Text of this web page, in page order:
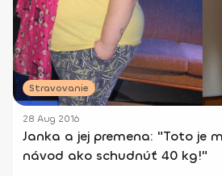
Stravovanie
28 Aug 2016
Janka a jej premena: "Toto je
návod ako schudnúť 40 kg!"